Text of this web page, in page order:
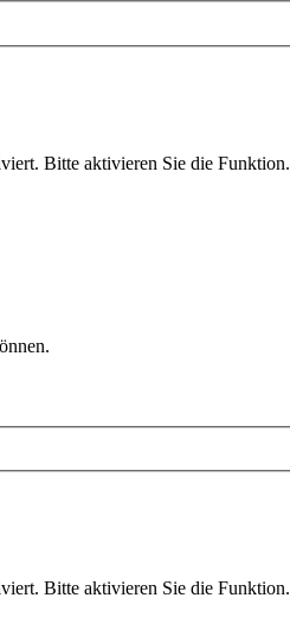
Bitte aktivieren Sie die Funktion.
Bitte aktivieren Sie die Funktion.